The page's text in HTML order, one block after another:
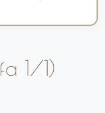
1/1)